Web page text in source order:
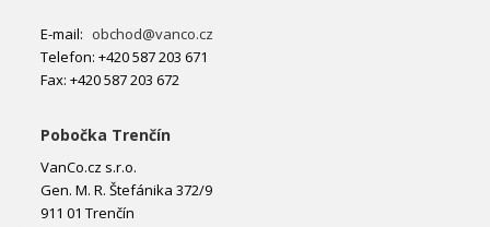
E-mail: obchod@vanco.cz
Telefon: +420 587 203 671
Fax: +420 587 203 672
Pobočka Trenčín
VanCo.cz s.r.o.
Gen. M. R. Štefánika 372/9
911 01 Trenčín